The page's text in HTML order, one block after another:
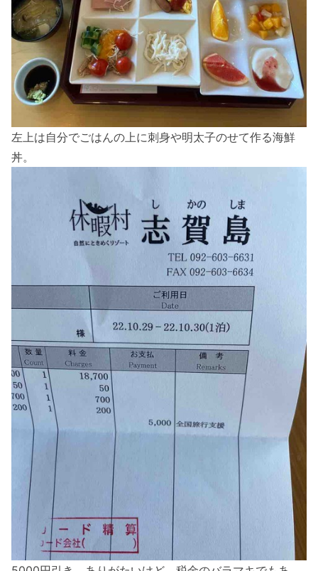
左上は自分でごはんの上に刺身や明太子のせて作る海鮮
丼。